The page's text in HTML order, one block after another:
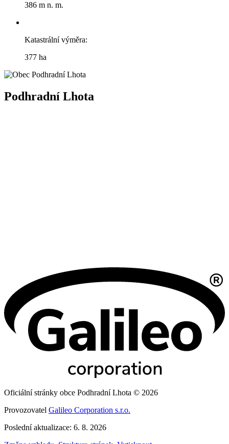
386 m n. m.
Katastrální výměra:
377 ha
Podhradní Lhota
Oficiální stránky obce Podhradní Lhota © 2026
Provozovatel Galileo Corporation s.r.o.
Poslední aktualizace: 6. 8. 2026